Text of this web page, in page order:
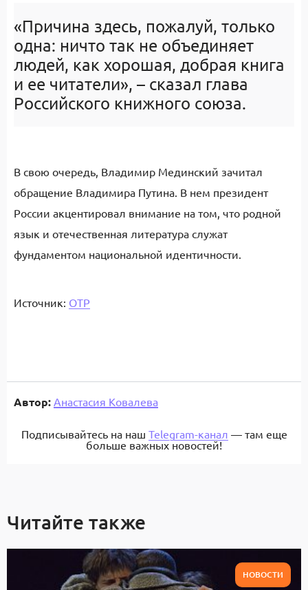
«Причина здесь, пожалуй, только
одна: ничто так не объединяет
людей, как хорошая, добрая книга
и ее читатели», – сказал глава
Российского книжного союза.
В свою очередь, Владимир Мединский зачитал
обращение Владимира Путина. В нем президент
России акцентировал внимание на том, что родной
язык и отечественная литература служат
фундаментом национальной идентичности.
Источник: ОТР
Автор: Анастасия Ковалева
Подписывайтесь на наш Telegram-канал — там еще
больше важных новостей!
Читайте также
НОВОСТИ